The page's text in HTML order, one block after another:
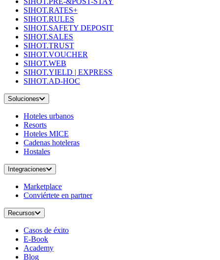
SIHOT.RATES+
SIHOT.RULES
SIHOT.SAFETY DEPOSIT
SIHOT.SALES
SIHOT.TRUST
SIHOT.VOUCHER
SIHOT.WEB
SIHOT.YIELD | EXPRESS
SIHOT.AD-HOC
Soluciones
Hoteles urbanos
Resorts
Hoteles MICE
Cadenas hoteleras
Hostales
Integraciones
Marketplace
Conviértete en partner
Recursos
Casos de éxito
E-Book
Academy
Blog